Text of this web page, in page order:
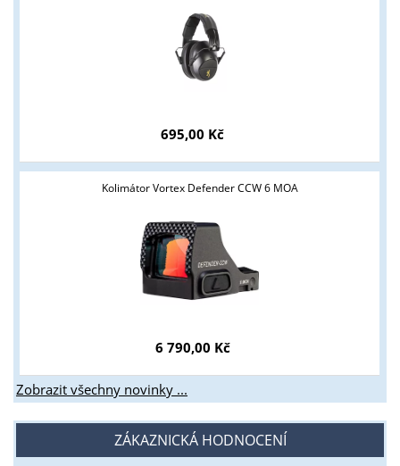
695,00 Kč
Kolimátor Vortex Defender CCW 6 MOA
6 790,00 Kč
Zobrazit všechny novinky ...
ZÁKAZNICKÁ HODNOCENÍ
Tyto stránky jsou určeny pouze odborné veřejnosti od 18 let a
podnikatelům v oblasti zbraně a střelivo. Splňujete tyto
ANO NE